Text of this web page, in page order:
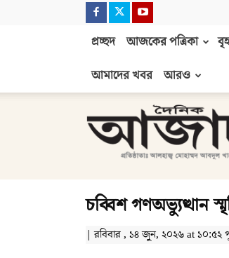
প্রচ্ছদ আজকের পত্রিকা
আমাদের খবর
আরও
আজাদী
চব্বিশ গণঅভ্যুত্থান
| রবিবার , ১৪ জুন, ২০২৬ at ১০:৫২